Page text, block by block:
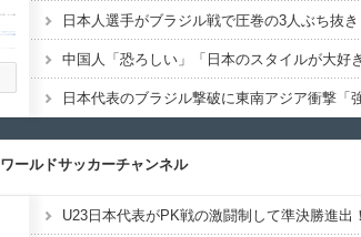
ワールドサッカーチャンネル